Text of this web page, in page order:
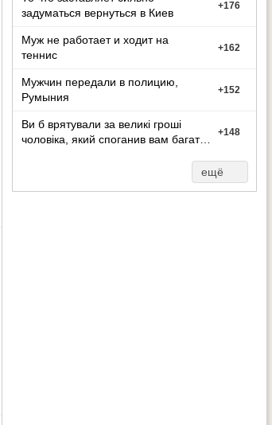
задуматься вернуться в Киев
+176
Муж не работает и ходит на
теннис
+162
Мужчин передали в полицию,
Румыния
+152
Ви б врятували за великі гроші
чоловіка, який споганив вам багато
+148
ещё